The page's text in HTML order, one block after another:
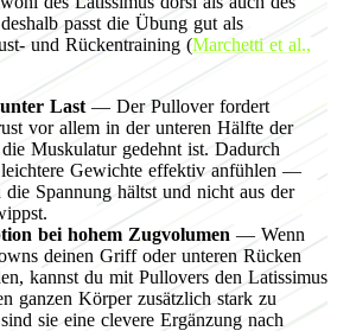
passt die Übung gut als
und Rückentraining (Marchetti et al.,
Last — Der Pullover fordert
vor allem in der unteren Hälfte der
Muskulatur gedehnt ist. Dadurch
Gewichte effektiv anfühlen —
Spannung hältst und nicht aus der
bei hohem Zugvolumen — Wenn
deinen Griff oder unteren Rücken
kannst du mit Pullovers den Latissimus
ganzen Körper zusätzlich stark zu
sie eine clevere Ergänzung nach